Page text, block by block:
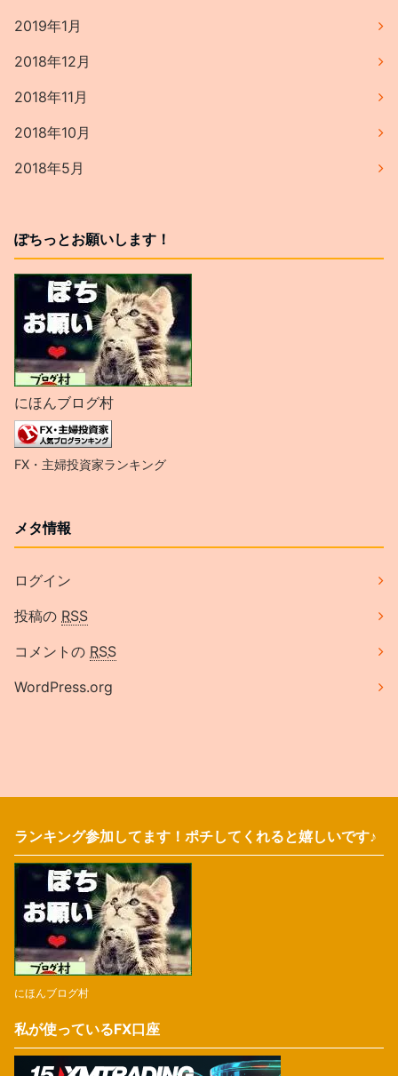
2019年1月
2018年12月
2018年11月
2018年10月
2018年5月
ぽちっとお願いします！
にほんブログ村
FX・主婦投資家ランキング
メタ情報
ログイン
投稿の RSS
コメントの RSS
WordPress.org
ランキング参加してます！ポチしてくれると嬉しいです♪
にほんブログ村
私が使っているFX口座